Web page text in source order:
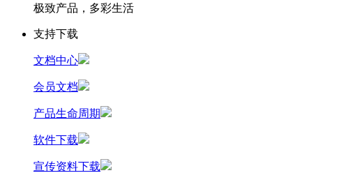
极致产品，多彩生活
支持下载
文档中心
会员文档
产品生命周期
软件下载
宣传资料下载